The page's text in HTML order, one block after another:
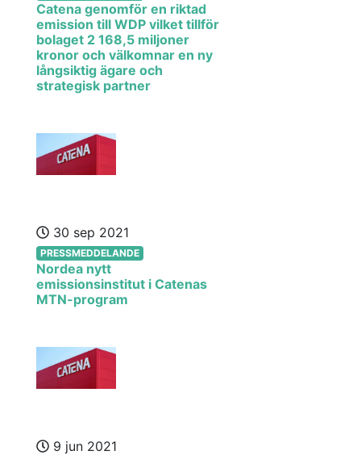
Catena genomför en riktad
emission till WDP vilket tillför
bolaget 2 168,5 miljoner
kronor och välkomnar en ny
långsiktig ägare och
strategisk partner
30 sep 2021
PRESSMEDDELANDE
Nordea nytt
emissionsinstitut i Catenas
MTN-program
9 jun 2021